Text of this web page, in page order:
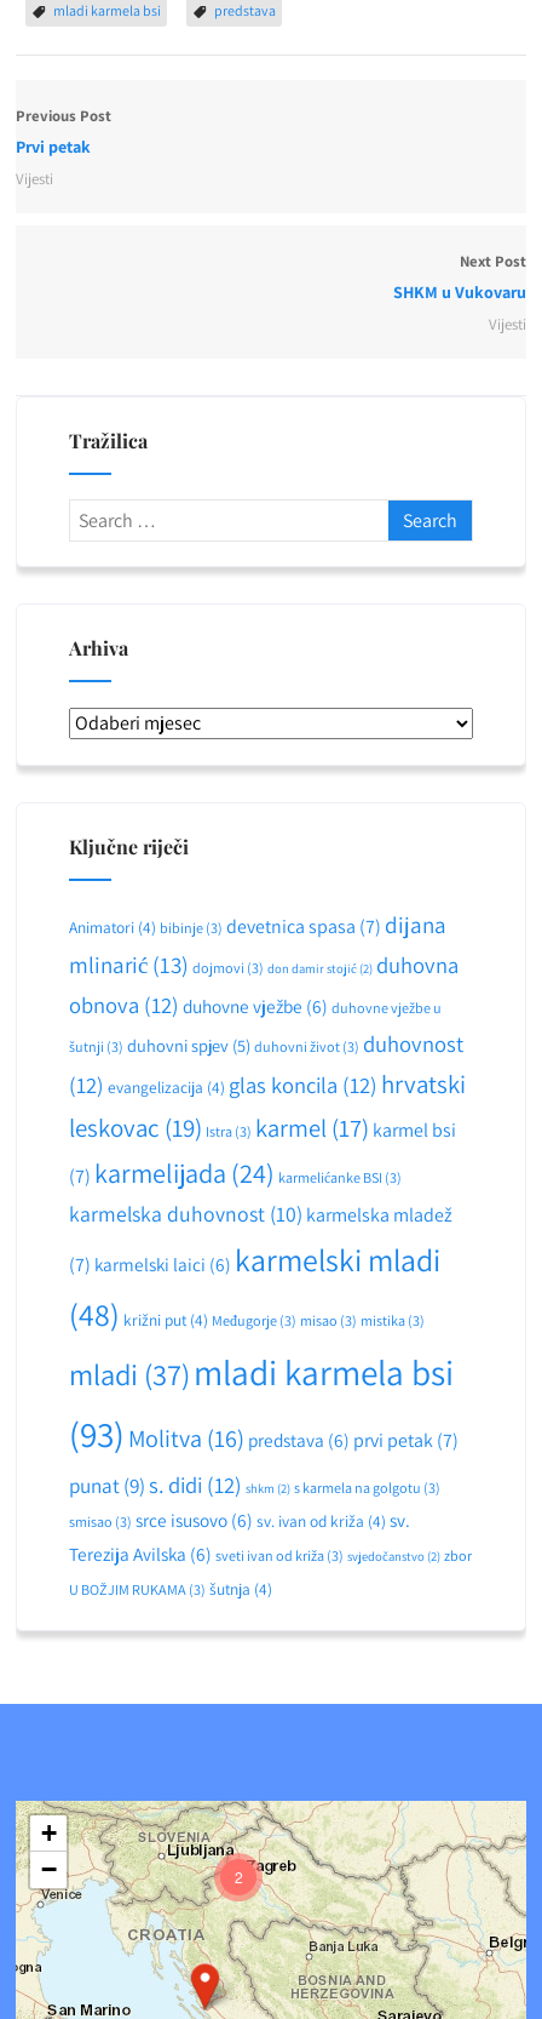
mladi karmela bsi predstava
Previous Post
Prvi petak
Vijesti
Next Post
SHKM u Vukovaru
Vijesti
Tražilica
Arhiva
Arhiva
Ključne riječi
Animatori(4) bibinje(3) devetnica spasa (7) dijana
mlinarić(13) dojmovi (3) don damir stojić(2) duhovna
obnova (12) duhovne vježbe (6) duhovne vježbe u
šutnji (3) duhovni spjev(5) duhovni život(3) duhovnost
(12) evangelizacija (4) glas koncila (12) hrvatski
leskovac (19) Istra(3) karmel(17) karmel bsi
(7) karmelijada (24) karmelićanke BSI (3)
karmelska duhovnost(10) karmelska mladež
(7) karmelski laici (6) karmelski mladi
(48) križni put(4) Međugorje(3) misao (3) mistika(3)
mladi (37)mladi karmela bsi
(93) Molitva (16) predstava (6) prvi petak(7)
punat(9)s. didi (12) shkm (2) s karmela na golgotu (3)
smisao (3) srce isusovo(6) sv. ivan od križa (4) sv.
Terezija Avilska (6) sveti ivan od križa(3) svjedočanstvo(2) zbor
U BOŽJIM RUKAMA(3) šutnja (4)
2
+
−